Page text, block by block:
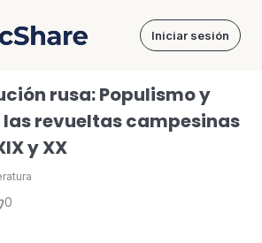
DocShare Iniciar sesión
rusa: Populismo y
revueltas campesinas
y XX
0